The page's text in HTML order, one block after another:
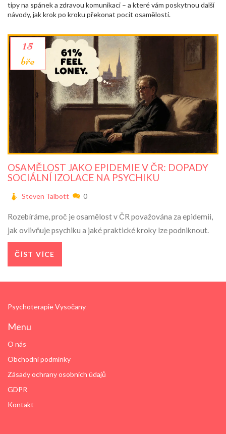
tipy na spánek a zdravou komunikaci – a které vám poskytnou další
návody, jak krok po kroku překonat pocit osamělosti.
15
bře
OSAMĚLOST JAKO EPIDEMIE V ČR: DOPADY
SOCIÁLNÍ IZOLACE NA PSYCHIKU
Steven Talbott 0
Rozebíráme, proč je osamělost v ČR považována za epidemii,
jak ovlivňuje psychiku a jaké praktické kroky lze podniknout.
ČÍST VÍCE
Psychoterapie Vysočany
Menu
O nás
Obchodní podmínky
Zásady ochrany osobních údajů
GDPR
Kontakt